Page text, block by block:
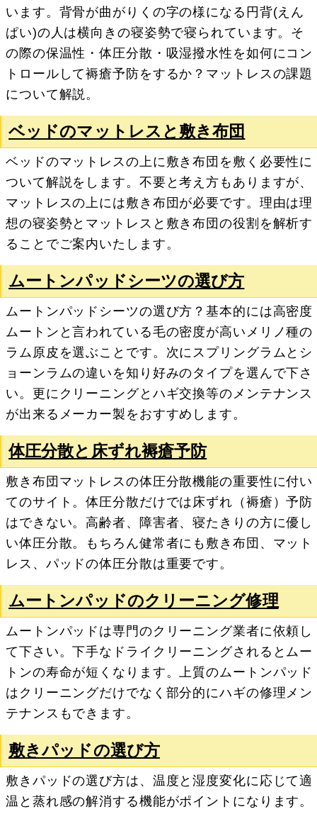
います。背骨が曲がりくの字の様になる円背(えん
ぱい)の人は横向きの寝姿勢で寝られています。そ
の際の保温性・体圧分散・吸湿撥水性を如何にコン
トロールして褥瘡予防をするか？マットレスの課題
について解説。
ベッドのマットレスと敷き布団
ベッドのマットレスの上に敷き布団を敷く必要性に
ついて解説をします。不要と考え方もありますが、
マットレスの上には敷き布団が必要です。理由は理
想の寝姿勢とマットレスと敷き布団の役割を解析す
ることでご案内いたします。
ムートンパッドシーツの選び方
ムートンパッドシーツの選び方？基本的には高密度
ムートンと言われている毛の密度が高いメリノ種の
ラム原皮を選ぶことです。次にスプリングラムとシ
ョーンラムの違いを知り好みのタイプを選んで下さ
い。更にクリーニングとハギ交換等のメンテナンス
が出来るメーカー製をおすすめします。
体圧分散と床ずれ褥瘡予防
敷き布団マットレスの体圧分散機能の重要性に付い
てのサイト。体圧分散だけでは床ずれ（褥瘡）予防
はできない。高齢者、障害者、寝たきりの方に優し
い体圧分散。もちろん健常者にも敷き布団、マット
レス、パッドの体圧分散は重要です。
ムートンパッドのクリーニング修理
ムートンパッドは専門のクリーニング業者に依頼し
て下さい。下手なドライクリーニングされるとムー
トンの寿命が短くなります。上質のムートンパッド
はクリーニングだけでなく部分的にハギの修理メン
テナンスもできます。
敷きパッドの選び方
敷きパッドの選び方は、温度と湿度変化に応じて適
温と蒸れ感の解消する機能がポイントになります。